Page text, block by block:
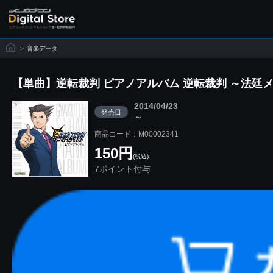
> 音楽データ
【単曲】逆転裁判 ピアノアルバム 逆転裁判 ～法廷
発売日
2014/04/23
～
商品コード：M00002341
150円 (税込)
7ポイント付与